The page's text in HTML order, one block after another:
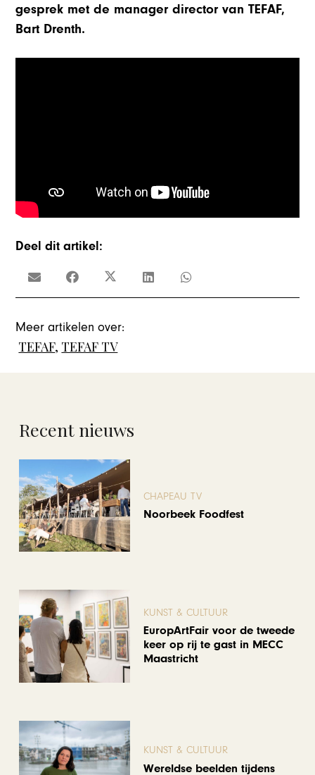
gesprek met de manager director van TEFAF,
Bart Drenth.
Deel dit artikel:
Meer artikelen over:
TEFAF, TEFAF TV
Recent nieuws
CHAPEAU TV
Noorbeek Foodfest
KUNST & CULTUUR
EuropArtFair voor de tweede
keer op rij te gast in MECC
Maastricht
KUNST & CULTUUR
Wereldse beelden tijdens